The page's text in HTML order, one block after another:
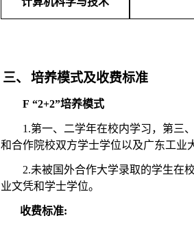
三、 培养模式及收费标准
F “2+2”培养模式
1.第一、二学年在校内学习，第三
和合作院校双方学士学位以及广东工业
2.未被国外合作大学录取的学生在
业文凭和学士学位。
收费标准: